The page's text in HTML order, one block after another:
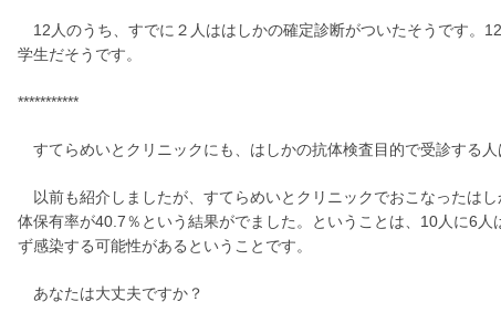
12人のうち、すでに２人ははしかの確定診断がついたそうです。
学生だそうです。
***********
すてらめいとクリニックにも、はしかの抗体検査目的で受診する人
以前も紹介しましたが、すてらめいとクリニックでおこなったは
体保有率が40.7％という結果がでました。ということは、10人に6人
ず感染する可能性があるということです。
あなたは大丈夫ですか？